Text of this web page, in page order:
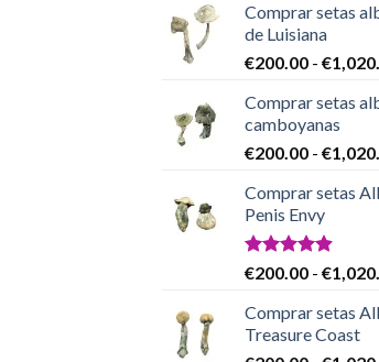
Comprar setas
de Luisiana
€200.00 - €
Comprar setas
camboyanas
€200.00 - €
Comprar setas
Penis Envy
Valorado
de 5
€200.00 - €
Comprar setas
Treasure Coast